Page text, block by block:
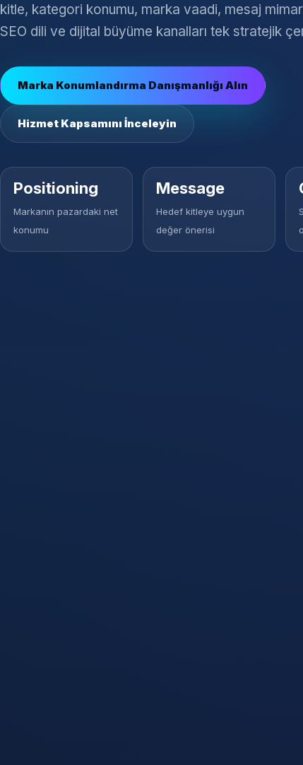
kitle, kategori konumu, marka vaadi, mesaj
SEO dili ve dijital büyüme kanalları tek stratejik
Marka Konumlandırma Danışmanlığı Alın
Hizmet Kapsamını İnceleyin
Positioning
Markanın pazardaki net
konumu
Message
Hedef kitleye uygun
değer önerisi